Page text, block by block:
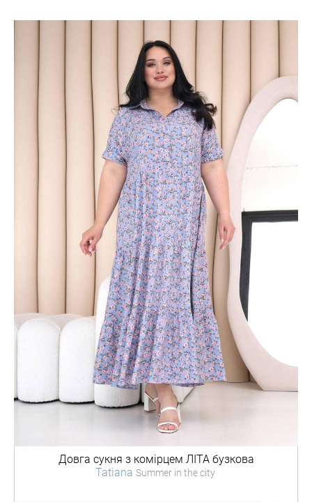
Довга сукня з комірцем ЛІТА бузкова
Tatiana Summer in the city